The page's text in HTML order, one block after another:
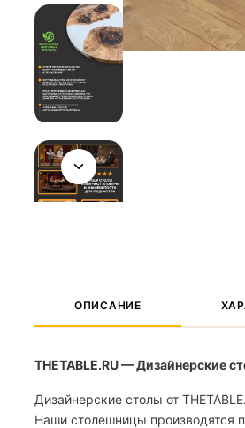
ОПИСАНИЕ
THETABLE.RU — Дизайнерские
Дизайнерские столы от
Наши столешницы производятся